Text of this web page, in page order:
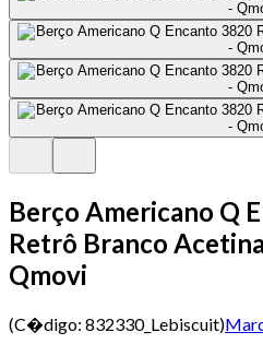
Berço Americano Q
Retrô Branco
Qmovi
(C�digo: 832330_Lebiscuit)